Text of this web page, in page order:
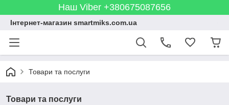
Наш Viber +380675087656
Інтернет-магазин smartmiks.com.ua
Товари та послуги
Товари та послуги